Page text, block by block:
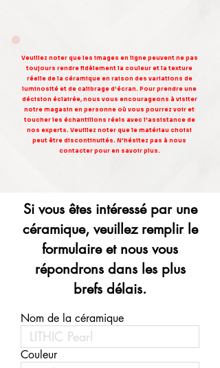
Veuillez noter que les images en ligne peuvent ne pas
toujours rendre fidèlement la couleur et la texture
réelle de la céramique en raison des variations de
luminosité et de calibrage d'écran. Pour prendre une
décision éclairée, nous vous encourageons à visiter
notre magasin en personne où vous pourrez voir et
toucher les échantillons réels avec l'assistance de
nos experts. Veuillez noter que le matériau choisi
peut être discontinuités. N'hésitez pas à nous
contacter pour en savoir plus.
Si vous êtes intéressé par une
céramique, veuillez remplir le
formulaire et nous vous
répondrons dans les plus
brefs délais.
Nom de la céramique
Couleur